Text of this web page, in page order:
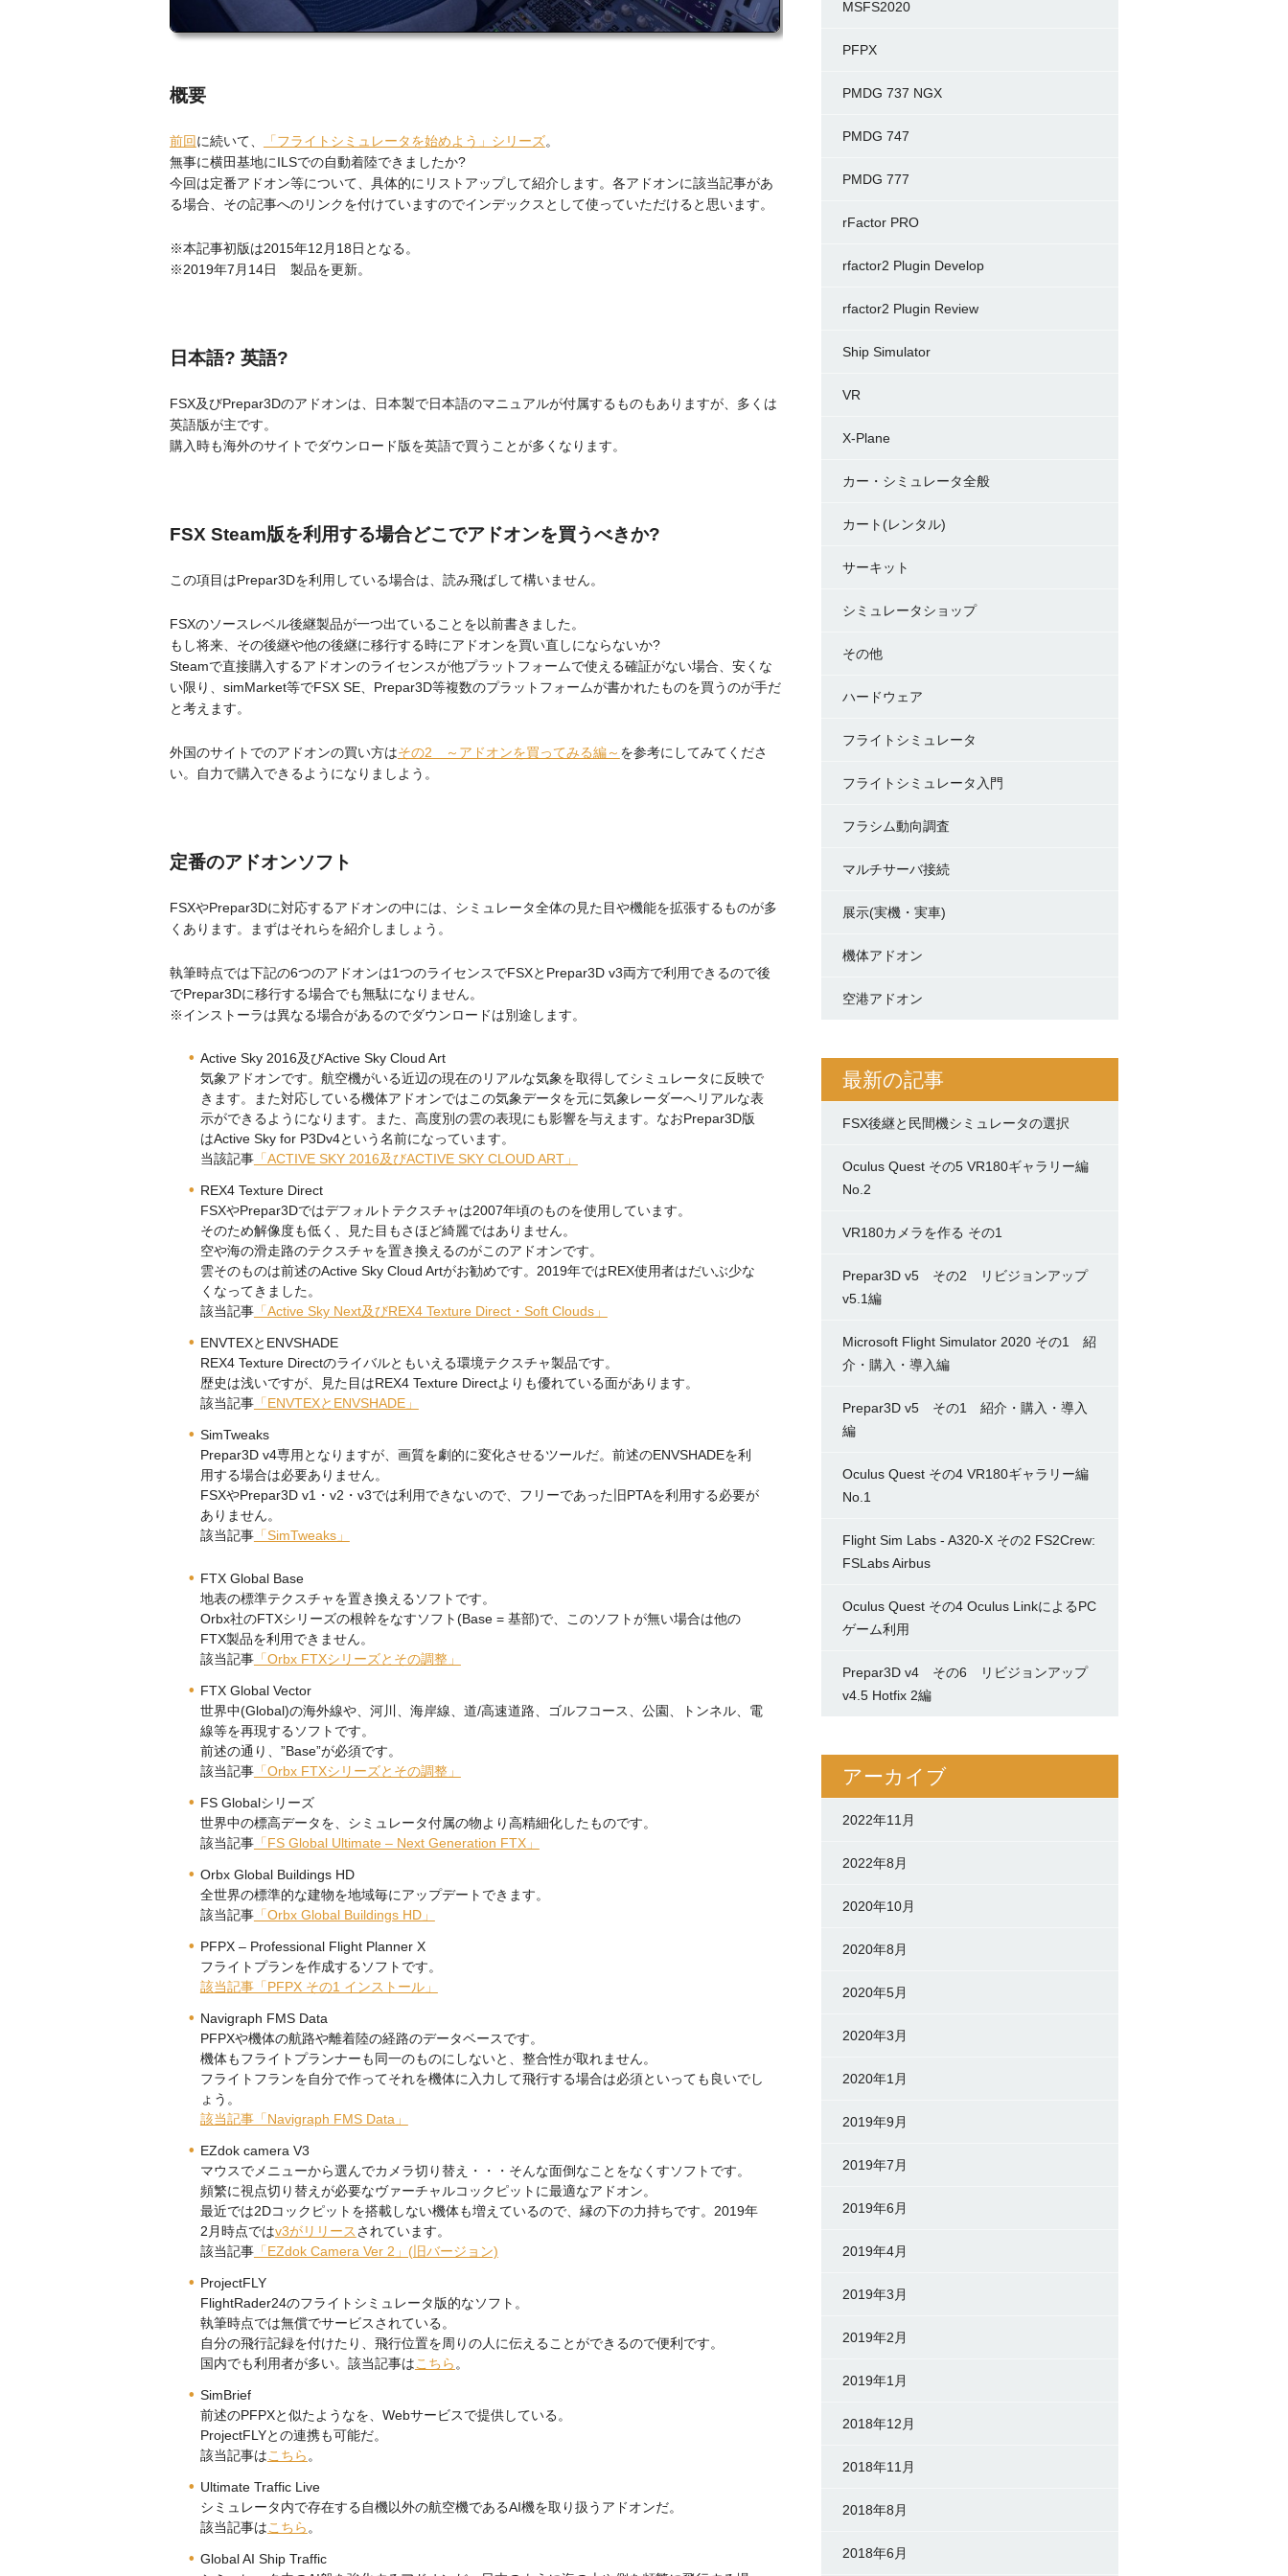
概要
前回に続いて、 「フライトシミュレータを始めよう」シリーズ。
無事に横田基地にILSでの自動着陸できましたか?
今回は定番アドオン等について、具体的にリストアップして紹介します。各アドオンに該当記事があ
る場合、その記事へのリンクを付けていますのでインデックスとして使っていただけると思います。
※本記事初版は2015年12月18日となる。
※2019年7月14日 製品を更新。
日本語? 英語?
FSX及びPrepar3Dのアドオンは、日本製で日本語のマニュアルが付属するものもありますが、多くは
英語版が主です。
購入時も海外のサイトでダウンロード版を英語で買うことが多くなります。
FSX Steam版を利用する場合どこでアドオンを買うべきか?
この項目はPrepar3Dを利用している場合は、読み飛ばして構いません。
FSXのソースレベル後継製品が一つ出ていることを以前書きました。
もし将来、その後継や他の後継に移行する時にアドオンを買い直しにならないか?
Steamで直接購入するアドオンのライセンスが他プラットフォームで使える確証がない場合、安くな
い限り、simMarket等でFSX SE、Prepar3D等複数のプラットフォームが書かれたものを買うのが手だ
と考えます。
外国のサイトでのアドオンの買い方はその2 ～アドオンを買ってみる編～ を参考にしてみてくださ
い。自力で購入できるようになりましよう。
定番のアドオンソフト
FSXやPrepar3Dに対応するアドオンの中には、シミュレータ全体の見た目や機能を拡張するものが多
くあります。まずはそれらを紹介しましょう。
執筆時点では下記の6つのアドオンは1つのライセンスでFSXとPrepar3D v3両方で利用できるので後
でPrepar3Dに移行する場合でも無駄になりません。
※インストーラは異なる場合があるのでダウンロードは別途します。
Active Sky 2016及びActive Sky Cloud Art
気象アドオンです。航空機がいる近辺の現在のリアルな気象を取得してシミュレータに反映で
きます。また対応している機体アドオンではこの気象データを元に気象レーダーへリアルな表
示ができるようになります。また、高度別の雲の表現にも影響を与えます。なおPrepar3D版
はActive Sky for P3Dv4という名前になっています。
当該記事「ACTIVE SKY 2016及びACTIVE SKY CLOUD ART」
REX4 Texture Direct
FSXやPrepar3Dではデフォルトテクスチャは2007年頃のものを使用しています。
そのため解像度も低く、見た目もさほど綺麗ではありません。
空や海の滑走路のテクスチャを置き換えるのがこのアドオンです。
雲そのものは前述のActive Sky Cloud Artがお勧めです。2019年ではREX使用者はだいぶ少な
くなってきました。
該当記事「Active Sky Next及びREX4 Texture Direct・Soft Clouds」
ENVTEXとENVSHADE
REX4 Texture Directのライバルともいえる環境テクスチャ製品です。
歴史は浅いですが、見た目はREX4 Texture Directよりも優れている面があります。
該当記事「ENVTEXとENVSHADE」
SimTweaks
Prepar3D v4専用となりますが、画質を劇的に変化させるツールだ。前述のENVSHADEを利
用する場合は必要ありません。
FSXやPrepar3D v1・v2・v3では利用できないので、フリーであった旧PTAを利用する必要が
ありません。
該当記事「SimTweaks」
FTX Global Base
地表の標準テクスチャを置き換えるソフトです。
Orbx社のFTXシリーズの根幹をなすソフト(Base = 基部)で、このソフトが無い場合は他の
FTX製品を利用できません。
該当記事「Orbx FTXシリーズとその調整」
FTX Global Vector
世界中(Global)の海外線や、河川、海岸線、道/高速道路、ゴルフコース、公園、トンネル、電
線等を再現するソフトです。
前述の通り、”Base”が必須です。
該当記事「Orbx FTXシリーズとその調整」
FS Globalシリーズ
世界中の標高データを、シミュレータ付属の物より高精細化したものです。
該当記事「FS Global Ultimate – Next Generation FTX」
Orbx Global Buildings HD
全世界の標準的な建物を地域毎にアップデートできます。
該当記事「Orbx Global Buildings HD」
PFPX – Professional Flight Planner X
フライトプランを作成するソフトです。
該当記事「PFPX その1 インストール」
Navigraph FMS Data
PFPXや機体の航路や離着陸の経路のデータベースです。
機体もフライトプランナーも同一のものにしないと、整合性が取れません。
フライトフランを自分で作ってそれを機体に入力して飛行する場合は必須といっても良いでし
ょう。
該当記事「Navigraph FMS Data」
EZdok camera V3
マウスでメニューから選んでカメラ切り替え・・・そんな面倒なことをなくすソフトです。
頻繁に視点切り替えが必要なヴァーチャルコックピットに最適なアドオン。
最近では2Dコックピットを搭載しない機体も増えているので、縁の下の力持ちです。2019年
2月時点ではv3がリリースされています。
該当記事「EZdok Camera Ver 2」(旧バージョン)
ProjectFLY
FlightRader24のフライトシミュレータ版的なソフト。
執筆時点では無償でサービスされている。
自分の飛行記録を付けたり、飛行位置を周りの人に伝えることができるので便利です。
国内でも利用者が多い。該当記事はこちら 。
SimBrief
前述のPFPXと似たようなを、Webサービスで提供している。
ProjectFLYとの連携も可能だ。
該当記事はこちら 。
Ultimate Traffic Live
シミュレータ内で存在する自機以外の航空機であるAI機を取り扱うアドオンだ。
該当記事はこちら 。
Global AI Ship Traffic
MSFS2020
PFPX
PMDG 737 NGX
PMDG 747
PMDG 777
rFactor PRO
rfactor2 Plugin Develop
rfactor2 Plugin Review
Ship Simulator
VR
X-Plane
カー・シミュレータ全般
カート(レンタル)
サーキット
シミュレータショップ
その他
ハードウェア
フライトシミュレータ
フライトシミュレータ入門
フラシム動向調査
マルチサーバ接続
展示(実機・実車)
機体アドオン
空港アドオン
最新の記事
FSX後継と民間機シミュレータの選択
Oculus Quest その5 VR180ギャラリー編
No.2
VR180カメラを作る その1
Prepar3D v5 その2 リビジョンアップ
v5.1編
Microsoft Flight Simulator 2020 その1 紹
介・購入・導入編
Prepar3D v5 その1 紹介・購入・導入
編
Oculus Quest その4 VR180ギャラリー編
No.1
Flight Sim Labs - A320-X その2 FS2Crew:
FSLabs Airbus
Oculus Quest その4 Oculus LinkによるPC
ゲーム利用
Prepar3D v4 その6 リビジョンアップ
v4.5 Hotfix 2編
アーカイブ
2022年11月
2022年8月
2020年10月
2020年8月
2020年5月
2020年3月
2020年1月
2019年9月
2019年7月
2019年6月
2019年4月
2019年3月
2019年2月
2019年1月
2018年12月
2018年11月
2018年8月
2018年6月